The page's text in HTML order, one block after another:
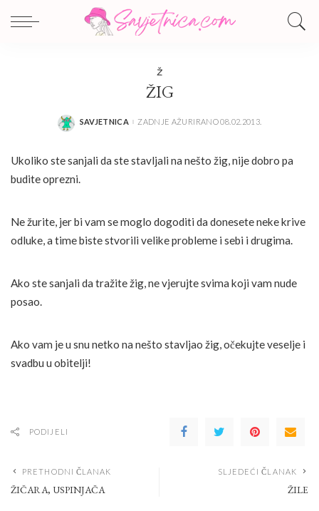
Ž
ŽIG
POSTED
SAVJETNICA ZADNJE AŽURIRANO 08.02.2013.
Ukoliko ste sanjali da ste stavljali na nešto žig, nije dobro pa
budite oprezni.
Ne žurite, jer bi vam se moglo dogoditi da donesete neke krive
odluke, a time biste stvorili velike probleme i sebi i drugima.
Ako ste sanjali da tražite žig, ne vjerujte svima koji vam nude
posao.
Ako vam je u snu netko na nešto stavljao žig, očekujte veselje i
svadbu u obitelji!
PODIJELI
PRETHODNI ČLANAK
ŽIČARA, USPINJAČA
SLJEDEĆI ČLANAK
ŽILE